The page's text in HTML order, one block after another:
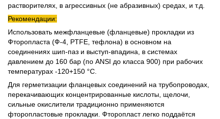
растворителях, в агрессивных (не абразивных) средах, и т.д.
Рекомендации:
Использовать межфланцевые (фланцевые) прокладки из
Фторопласта (Ф-4, PTFE, тефлона) в основном на
соединениях шип-паз и выступ-впадина, в системах
давлением до 160 бар (по ANSI до класса 900) при рабочих
температурах -120+150 °С.
Для герметизации фланцевых соединений на трубопроводах,
перекачивающих концентрированные кислоты, щелочи,
сильные окислители традиционно применяются
фторопластовые прокладки. Фторопласт легко поддаётся